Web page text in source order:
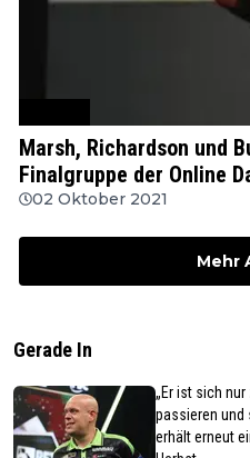
Marsh, Richardson und
Finalgruppe der Online
02 Oktober 2021
Mehr
Gerade In
„Er ist sich
passieren und
erhält erneut